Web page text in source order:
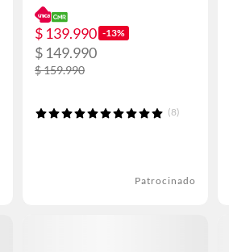
$ 139.990 -13%
$ 149.990
$ 159.990
(8)
Patrocinado